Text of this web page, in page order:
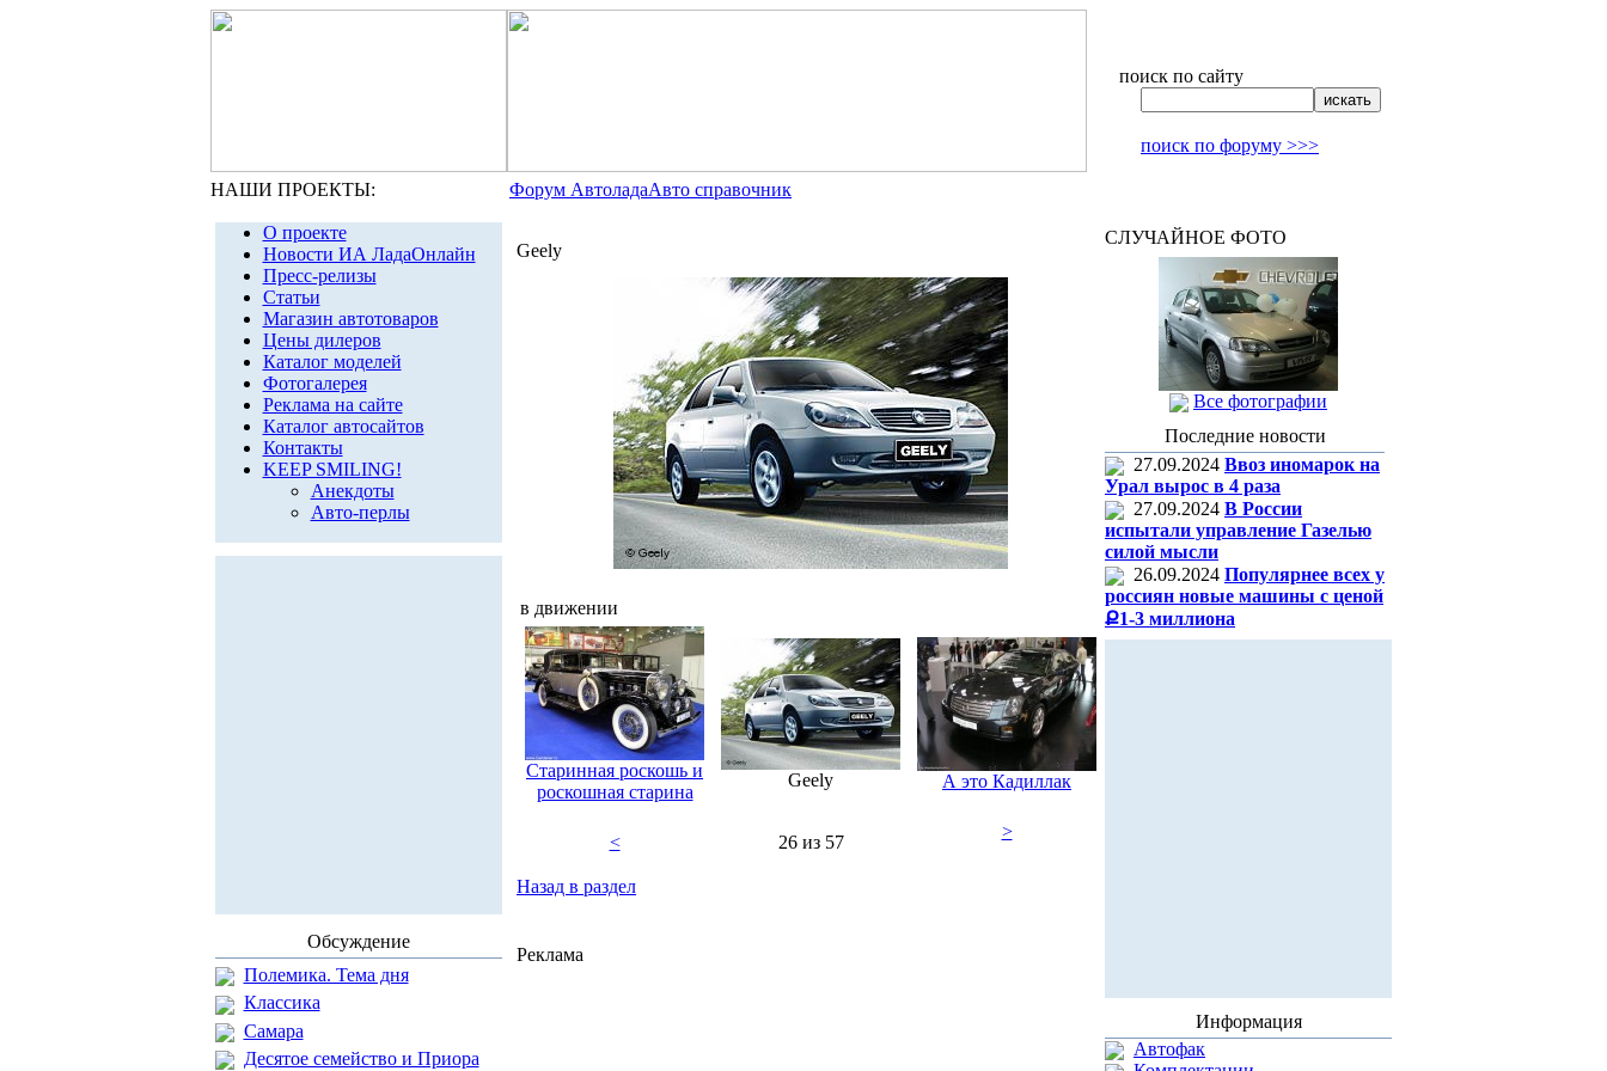
поиск по сайту
поиск по форуму >>>
НАШИ ПРОЕКТЫ: Форум АвтоладаАвто справочник
О проекте
Новости ИА ЛадаОнлайн
Пресс-релизы
Статьи
Магазин автотоваров
Цены дилеров
Каталог моделей
Фотогалерея
Реклама на сайте
Каталог автосайтов
Контакты
KEEP SMILING!
Анекдоты
Авто-перлы
Обсуждение
Полемика. Тема дня
Классика
Самара
Десятое семейство и Приора
Geely
в движении
Старинная роскошь и
роскошная старина
Geely А это Кадиллак
< 26 из 57
>
Назад в раздел
Реклама
СЛУЧАЙНОЕ ФОТО
Все фотографии
Последние новости
27.09.2024 Ввоз иномарок на
Урал вырос в 4 раза
27.09.2024 В России
испытали управление Газелью
силой мысли
26.09.2024 Популярнее всех у
россиян новые машины с ценой
Ք1-3 миллиона
Информация
Автофак